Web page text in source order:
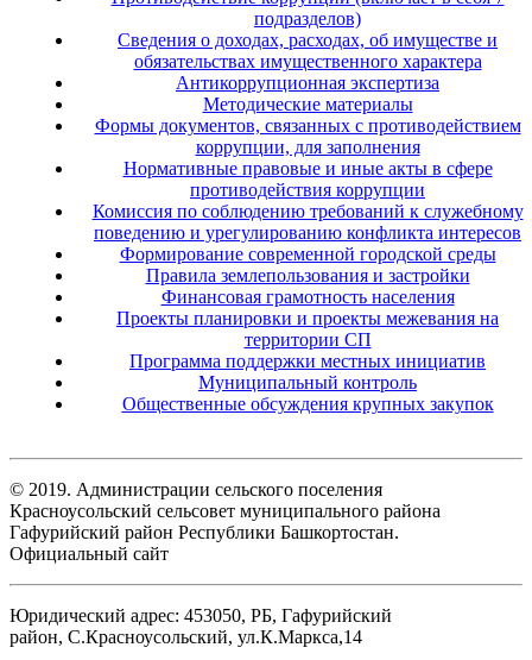
подразделов)
Сведения о доходах, расходах, об имуществе и
обязательствах имущественного характера
Антикоррупционная экспертиза
Методические материалы
Формы документов, связанных с противодействием
коррупции, для заполнения
Нормативные правовые и иные акты в сфере
противодействия коррупции
Комиссия по соблюдению требований к служебному
поведению и урегулированию конфликта интересов
Формирование современной городской среды
Правила землепользования и застройки
Финансовая грамотность населения
Проекты планировки и проекты межевания на
территории СП
Программа поддержки местных инициатив
Муниципальный контроль
Общественные обсуждения крупных закупок
© 2019. Администрации сельского поселения
Красноусольский сельсовет муниципального района
Гафурийский район Республики Башкортостан.
Официальный сайт
Юридический адрес: 453050, РБ, Гафурийский
район, С.Красноусольский, ул.К.Маркса,14